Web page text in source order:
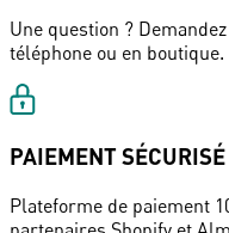
Une question ?
téléphone ou en boutique.
PAIEMENT SÉCURISÉ
Plateforme de paiement